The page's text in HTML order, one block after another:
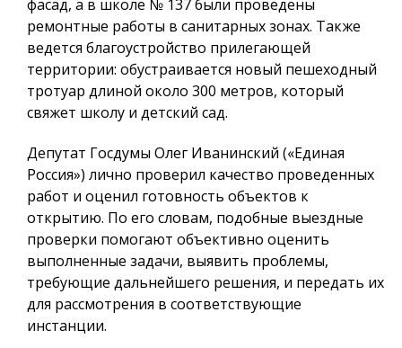
фасад, а в школе № 137 были проведены
ремонтные работы в санитарных зонах. Также
ведется благоустройство прилегающей
территории: обустраивается новый пешеходный
тротуар длиной около 300 метров, который
свяжет школу и детский сад.
Депутат Госдумы Олег Иванинский («Единая
Россия») лично проверил качество проведенных
работ и оценил готовность объектов к
открытию. По его словам, подобные выездные
проверки помогают объективно оценить
выполненные задачи, выявить проблемы,
требующие дальнейшего решения, и передать их
для рассмотрения в соответствующие
инстанции.